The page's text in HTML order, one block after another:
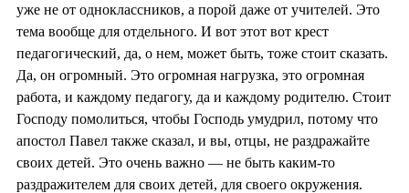
уже не от одноклассников, а порой даже от учителей. Это
тема вообще для отдельного. И вот этот вот крест
педагогический, да, о нем, может быть, тоже стоит сказать.
Да, он огромный. Это огромная нагрузка, это огромная
работа, и каждому педагогу, да и каждому родителю. Стоит
Господу помолиться, чтобы Господь умудрил, потому что
апостол Павел также сказал, и вы, отцы, не раздражайте
своих детей. Это очень важно — не быть каким-то
раздражителем для своих детей, для своего окружения.